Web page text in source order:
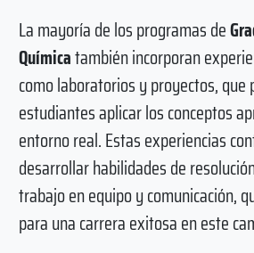
La mayoría de los programas de
Químicatambién incorporan
como laboratorios y proyectos, que
estudiantes aplicar los conceptos
entorno real. Estas experiencias
desarrollar habilidades de
trabajo en equipo y comunicación,
para una carrera exitosa en este